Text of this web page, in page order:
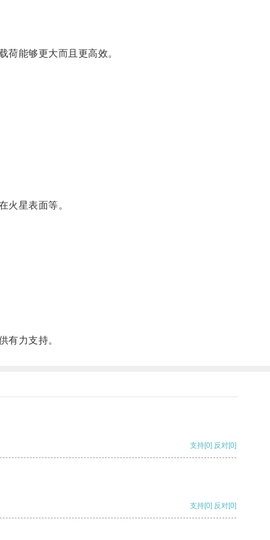
能够更大而且更高效。
星表面等。
力支持。
支持[0] 反对[0]
支持[0] 反对[0]